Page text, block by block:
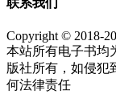
Copyright © 2018-
本站所有电子书均
版社所有，如侵犯
何法律责任